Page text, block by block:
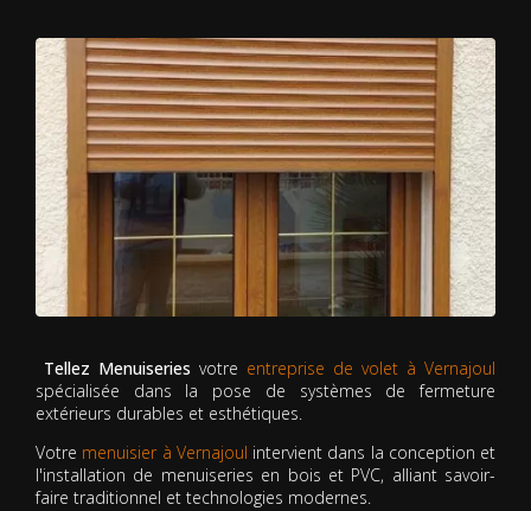
Tellez Menuiseries votre entreprise de volet à Vernajoul
spécialisée dans la pose de systèmes de fermeture
extérieurs durables et esthétiques.
Votre menuisier à Vernajoul intervient dans la conception et
l'installation de menuiseries en bois et PVC, alliant savoir-
faire traditionnel et technologies modernes.